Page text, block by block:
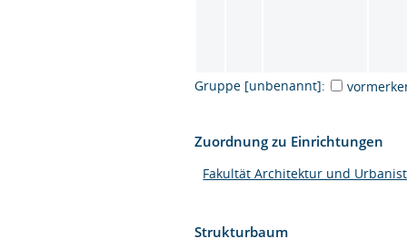
Gruppe [unbenannt]:
Zuordnung zu Einrichtungen
Fakultät Architektur und
Strukturbaum